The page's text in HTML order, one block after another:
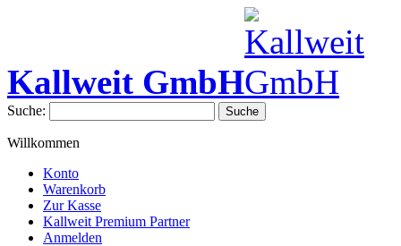
Kallweit GmbH
Suche: Suche
Willkommen
Konto
Warenkorb
Zur Kasse
Kallweit Premium Partner
Anmelden